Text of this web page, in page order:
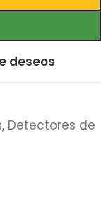
deseos
, Detectores de